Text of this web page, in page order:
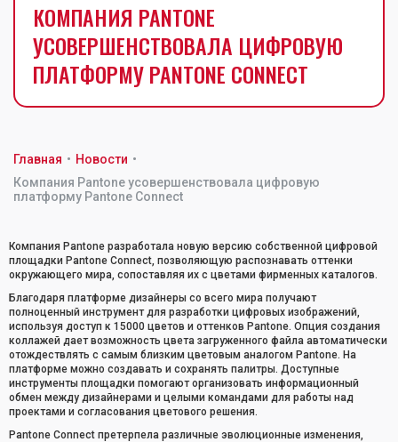
КОМПАНИЯ PANTONE
УСОВЕРШЕНСТВОВАЛА ЦИФРОВУЮ
ПЛАТФОРМУ PANTONE CONNECT
Главная • Новости •
Компания Pantone усовершенствовала цифровую
платформу Pantone Connect
Компания Pantone разработала новую версию собственной цифровой
площадки Pantone Connect, позволяющую распознавать оттенки
окружающего мира, сопоставляя их с цветами фирменных каталогов.
Благодаря платформе дизайнеры со всего мира получают
полноценный инструмент для разработки цифровых изображений,
используя доступ к 15000 цветов и оттенков Pantone. Опция создания
коллажей дает возможность цвета загруженного файла автоматически
отождествлять с самым близким цветовым аналогом Pantone. На
платформе можно создавать и сохранять палитры. Доступные
инструменты площадки помогают организовать информационный
обмен между дизайнерами и целыми командами для работы над
проектами и согласования цветового решения.
Pantone Connect претерпела различные эволюционные изменения,